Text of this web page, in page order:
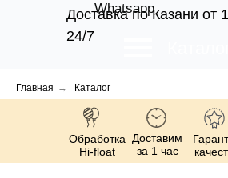
Доставка по Казани от
24/7
Whatsapp
Главная → Каталог
Обработка
Hi-float
Доставим
за 1 час